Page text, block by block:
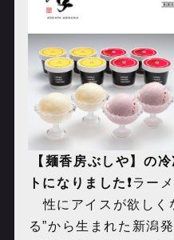
【麺香房ぶしや】の
トになりました❗️ラー
性にアイスが欲し
る”から生まれた新潟